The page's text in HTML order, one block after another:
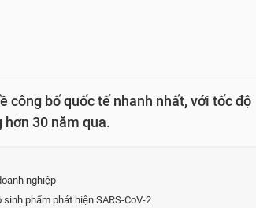
công bố quốc tế nhanh nhất, với tốc độ
30 năm qua.
nghiệp
phẩm phát hiện SARS-CoV-2